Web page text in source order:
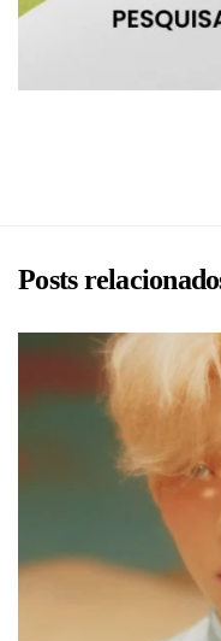
BRU
Posts